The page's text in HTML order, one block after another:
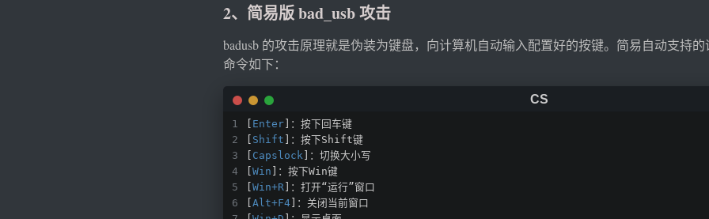
2、简易版 bad_usb 攻击
badusb 的攻击原理就是伪装为键盘，向计算机自动输入配置好的按键。简易自动支持
命令如下：
[ Enter]：按下回车键
[ Shift ]：按下Shift键
[ Capslock ]：切换大小写
[Win ]：按下Win键
[Win+R ]：打开“运行”窗口
[Alt+F4]：关闭当前窗口